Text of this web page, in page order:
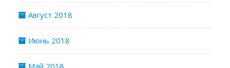
Август 2018
Июнь 2018
Май 2018